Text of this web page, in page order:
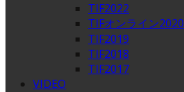
TIF2022
TIFオンライン2020
TIF2019
TIF2018
TIF2017
VIDEO